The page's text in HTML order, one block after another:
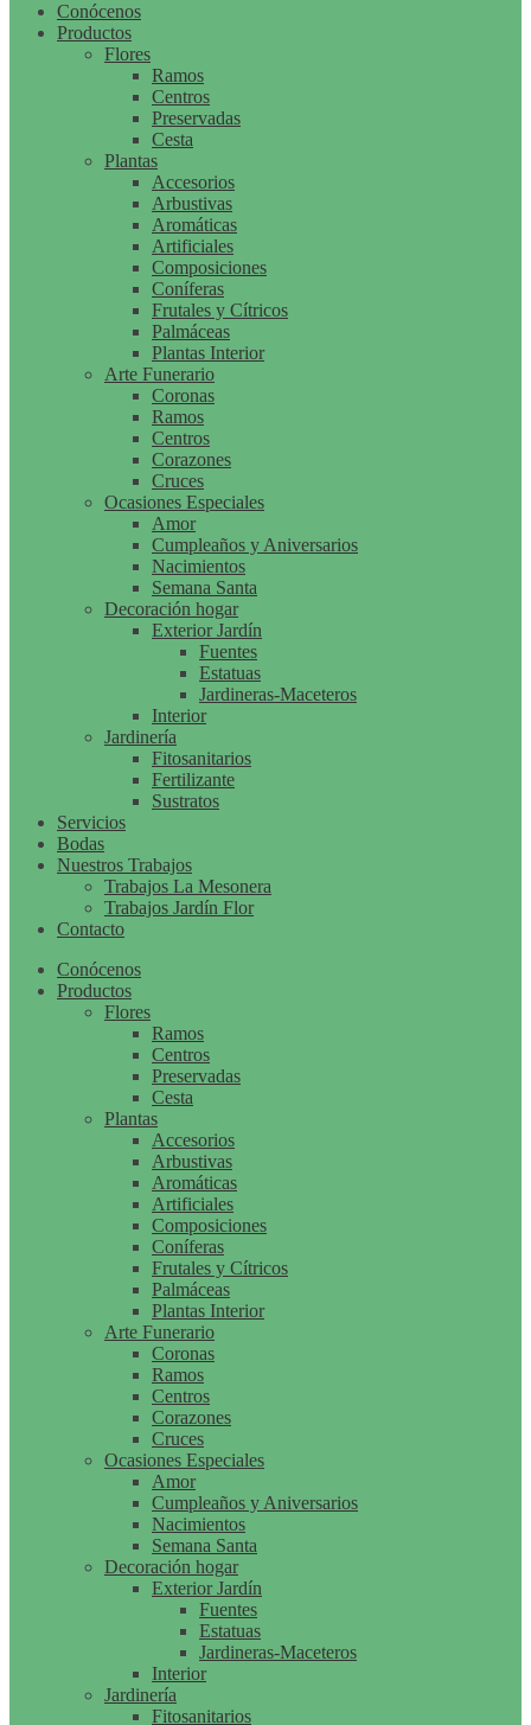
Conócenos
Productos
Flores
Ramos
Centros
Preservadas
Cesta
Plantas
Accesorios
Arbustivas
Aromáticas
Artificiales
Composiciones
Coníferas
Frutales y Cítricos
Palmáceas
Plantas Interior
Arte Funerario
Coronas
Ramos
Centros
Corazones
Cruces
Ocasiones Especiales
Amor
Cumpleaños y Aniversarios
Nacimientos
Semana Santa
Decoración hogar
Exterior Jardín
Fuentes
Estatuas
Jardineras-Maceteros
Interior
Jardinería
Fitosanitarios
Fertilizante
Sustratos
Servicios
Bodas
Nuestros Trabajos
Trabajos La Mesonera
Trabajos Jardín Flor
Contacto
Conócenos
Productos
Flores
Ramos
Centros
Preservadas
Cesta
Plantas
Accesorios
Arbustivas
Aromáticas
Artificiales
Composiciones
Coníferas
Frutales y Cítricos
Palmáceas
Plantas Interior
Arte Funerario
Coronas
Ramos
Centros
Corazones
Cruces
Ocasiones Especiales
Amor
Cumpleaños y Aniversarios
Nacimientos
Semana Santa
Decoración hogar
Exterior Jardín
Fuentes
Estatuas
Jardineras-Maceteros
Interior
Jardinería
Fitosanitarios